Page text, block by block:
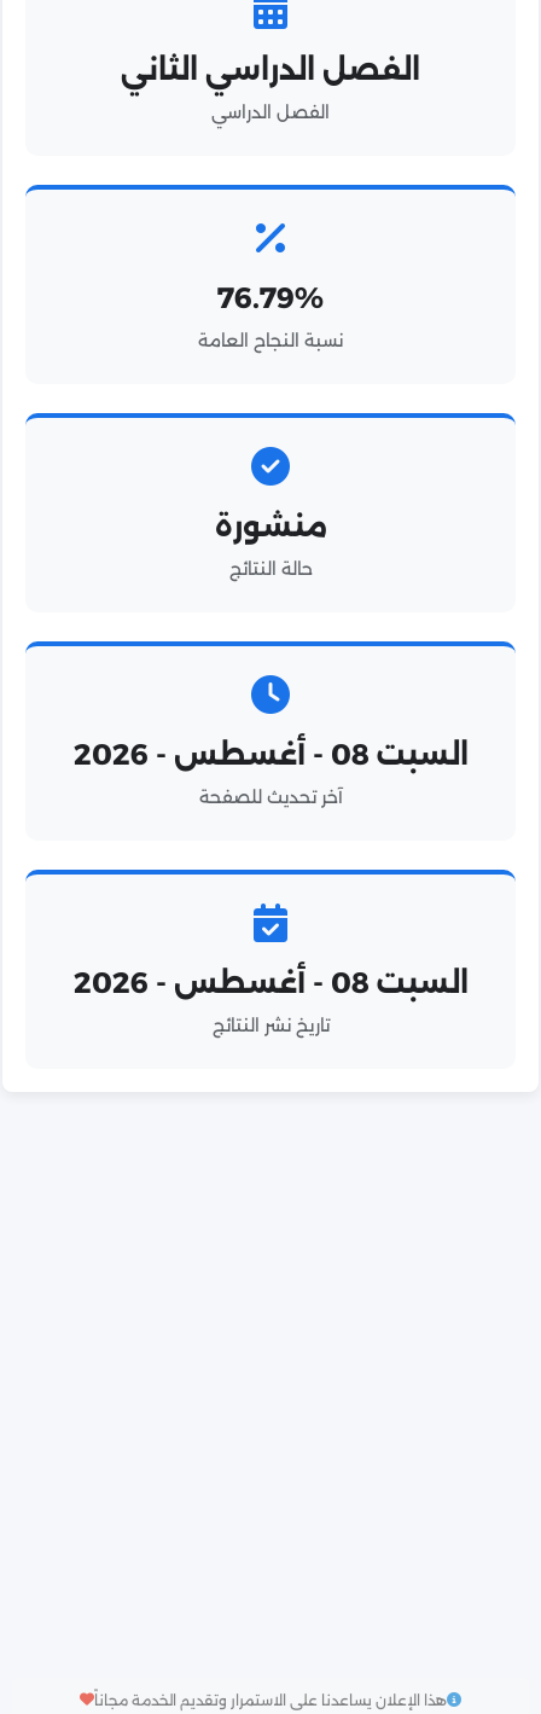
الفصل الدراسي الثاني
الفصل الدراسي
76.79%
نسبة النجاح العامة
منشورة
حالة النتائج
السبت 08 - أغسطس - 2026
آخر تحديث للصفحة
السبت 08 - أغسطس - 2026
تاريخ نشر النتائج
هذا الإعلان يساعدنا على الاستمرار وتقديم الخدمة مجاناً